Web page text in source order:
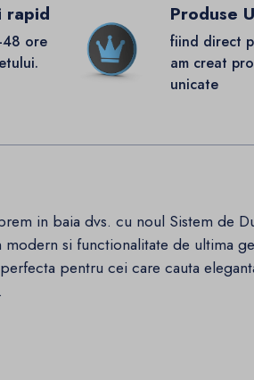
rapid
48 ore
Produse
fiind direct
am creat
unicate
in baia dvs. cu noul Sistem de
si functionalitate de ultima
pentru cei care cauta